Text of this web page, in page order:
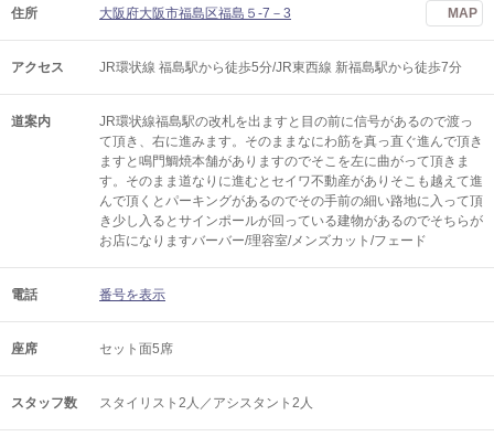
住所 大阪府大阪市福島区福島５-7－3 MAP
アクセス JR環状線 福島駅から徒歩5分/JR東西線 新福島駅から徒歩7分
道案内
JR環状線福島駅の改札を出ますと目の前に信号があるので渡っ
て頂き、右に進みます。そのままなにわ筋を真っ直ぐ進んで頂き
ますと鳴門鯛焼本舗がありますのでそこを左に曲がって頂きま
す。そのまま道なりに進むとセイワ不動産がありそこも越えて進
んで頂くとパーキングがあるのでその手前の細い路地に入って頂
き少し入るとサインポールが回っている建物があるのでそちらが
お店になりますバーバー/理容室/メンズカット/フェード
電話 番号を表示
座席 セット面5席
スタッフ数 スタイリスト2人／アシスタント2人